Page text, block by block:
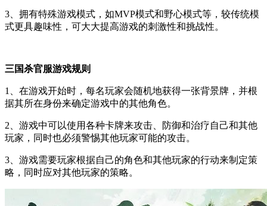
3、拥有特殊游戏模式，如MVP模式和野心模式等，较传统模
式更具趣味性，可大大提高游戏的刺激性和挑战性。
三国杀官服游戏规则
1、在游戏开始时，每名玩家会随机地获得一张背景牌，并根
据其所在身份来确定游戏中的其他角色。
2、游戏中可以使用各种卡牌来攻击、防御和治疗自己和其他
玩家，同时也必须警惕其他玩家可能的攻击。
3、游戏需要玩家根据自己的角色和其他玩家的行动来制定策
略，同时应对其他玩家的策略。